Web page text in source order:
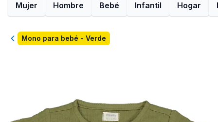
Mujer Hombre Bebé Infantil Hogar
VolverMono para bebé - Verde